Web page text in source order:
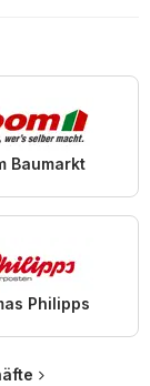
Baumarkt
Philipps